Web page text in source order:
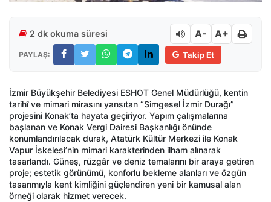
2 dk okuma süresi A- A+
PAYLAŞ: Takip Et
İzmir Büyükşehir Belediyesi ESHOT Genel Müdürlüğü, kentin
tarihî ve mimari mirasını yansıtan “Simgesel İzmir Durağı”
projesini Konak’ta hayata geçiriyor. Yapım çalışmalarına
başlanan ve Konak Vergi Dairesi Başkanlığı önünde
konumlandırılacak durak, Atatürk Kültür Merkezi ile Konak
Vapur İskelesi’nin mimari karakterinden ilham alınarak
tasarlandı. Güneş, rüzgâr ve deniz temalarını bir araya getiren
proje; estetik görünümü, konforlu bekleme alanları ve özgün
tasarımıyla kent kimliğini güçlendiren yeni bir kamusal alan
örneği olarak hizmet verecek.